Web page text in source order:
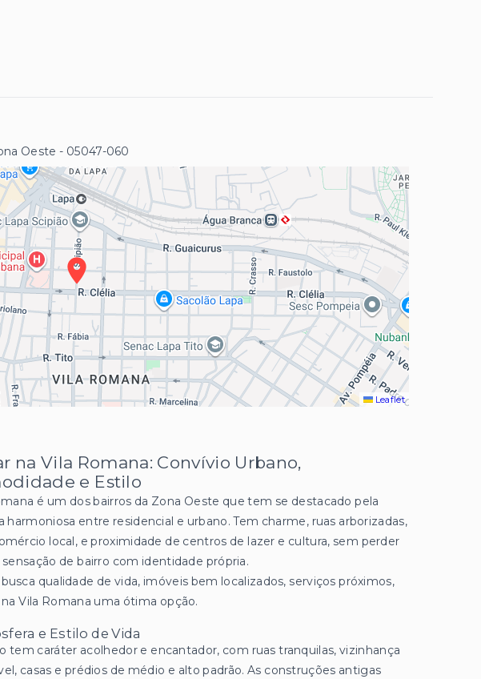
Oeste - 05047-060
Leaflet
na Vila Romana: Convívio Urbano,
e Estilo
é um dos bairros da Zona Oeste que tem se destacado pela
harmoniosa entre residencial e urbano. Tem charme, ruas arborizadas,
local, e proximidade de centros de lazer e cultura, sem perder
sensação de bairro com identidade própria.
qualidade de vida, imóveis bem localizados, serviços próximos,
na Vila Romana uma ótima opção.
e Estilo de Vida
tem caráter acolhedor e encantador, com ruas tranquilas, vizinhança
casas e prédios de médio e alto padrão. As construções antigas